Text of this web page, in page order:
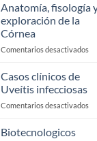
Ojo
Anatomía, fisología
exploración de la
Córnea
Comentarios desactivadosen
de
Casos clínicos de
Uveítis infecciosas
Comentarios desactivadosen
Biotecnologicos